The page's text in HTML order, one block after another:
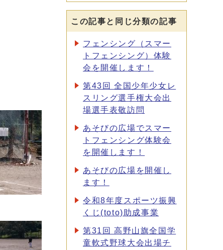
この記事と同じ分類の記事
フェンシング（スマー
トフェンシング）体験
会を開催します！
第43回 全国少年少女レ
スリング選手権大会出
場選手表敬訪問
あそびの広場でスマー
トフェンシング体験会
を開催します！
あそびの広場を開催し
ます！
令和8年度スポーツ振興
くじ(toto)助成事業
第31回 高野山旗全国学
童軟式野球大会出場チ